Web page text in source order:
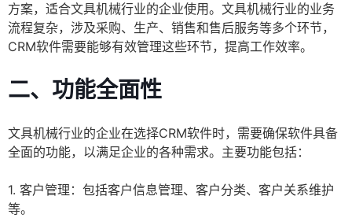
方案，适合文具机械行业的企业使用。文具机械行业的业务
流程复杂，涉及采购、生产、销售和售后服务等多个环节，
CRM软件需要能够有效管理这些环节，提高工作效率。
二、功能全面性
文具机械行业的企业在选择CRM软件时，需要确保软件具备
全面的功能，以满足企业的各种需求。主要功能包括：
1. 客户管理：包括客户信息管理、客户分类、客户关系维护
等。